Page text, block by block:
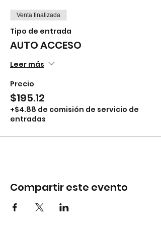
Venta finalizada
Tipo de entrada
AUTO ACCESO
Leer más
Precio
$195.12
+$4.88 de comisión de servicio de
entradas
Compartir este evento